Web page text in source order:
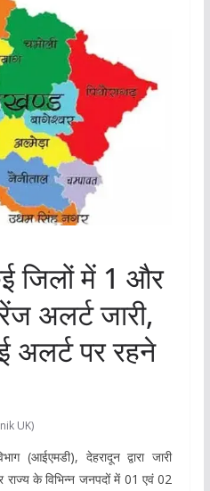
जिलों में 1 और
अलर्ट जारी,
अलर्ट पर रहने
UK)
(आईएमडी), देहरादून द्वारा जारी
राज्य के विभिन्न जनपदों में 01 एवं 02